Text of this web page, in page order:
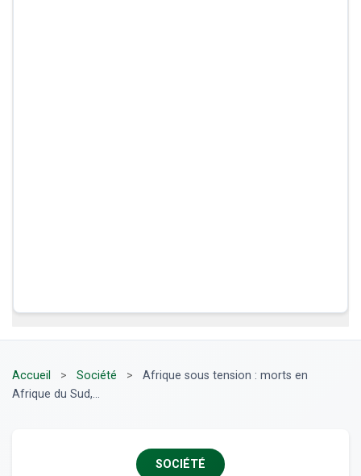
Accueil > Société >
Afrique sous tension : morts en
Afrique du Sud,...
SOCIÉTÉ